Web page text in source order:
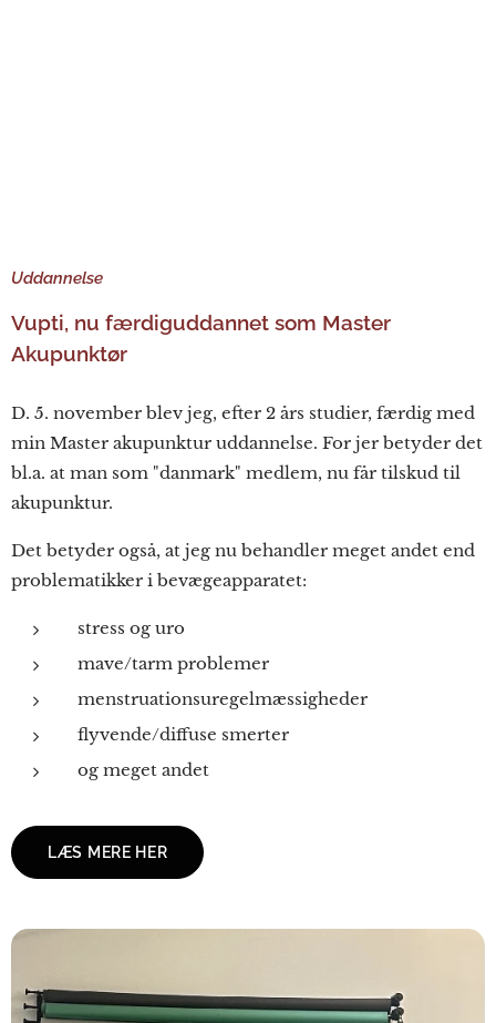
Uddannelse
Vupti, nu færdiguddannet som Master
Akupunktør
D. 5. november blev jeg, efter 2 års studier, færdig med
min Master akupunktur uddannelse. For jer betyder det
bl.a. at man som "danmark" medlem, nu får tilskud til
akupunktur.
Det betyder også, at jeg nu behandler meget andet end
problematikker i bevægeapparatet:
stress og uro
mave/tarm problemer
menstruationsuregelmæssigheder
flyvende/diffuse smerter
og meget andet
LÆS MERE HER